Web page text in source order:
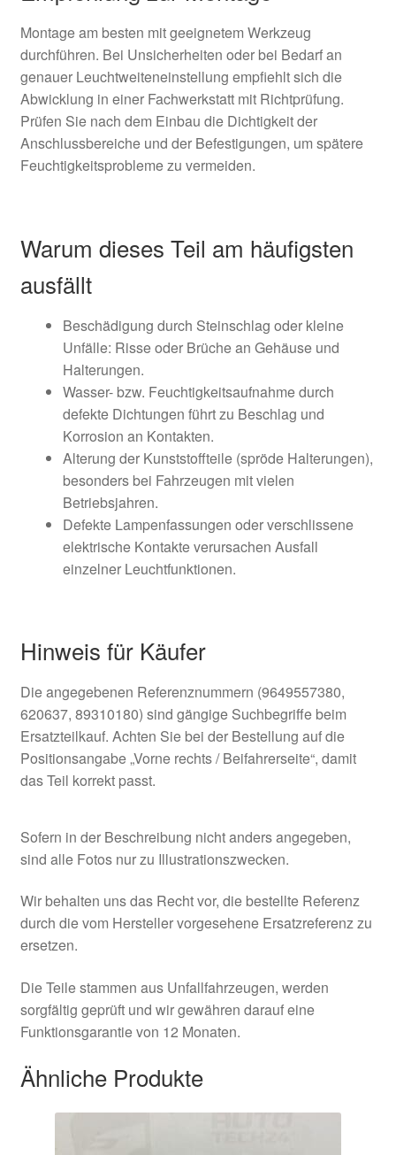
Montage am besten mit geeignetem Werkzeug
durchführen. Bei Unsicherheiten oder bei Bedarf an
genauer Leuchtweiteneinstellung empfiehlt sich die
Abwicklung in einer Fachwerkstatt mit Richtprüfung.
Prüfen Sie nach dem Einbau die Dichtigkeit der
Anschlussbereiche und der Befestigungen, um spätere
Feuchtigkeitsprobleme zu vermeiden.
Warum dieses Teil am häufigsten
ausfällt
Beschädigung durch Steinschlag oder kleine
Unfälle: Risse oder Brüche an Gehäuse und
Halterungen.
Wasser- bzw. Feuchtigkeitsaufnahme durch
defekte Dichtungen führt zu Beschlag und
Korrosion an Kontakten.
Alterung der Kunststoffteile (spröde Halterungen),
besonders bei Fahrzeugen mit vielen
Betriebsjahren.
Defekte Lampenfassungen oder verschlissene
elektrische Kontakte verursachen Ausfall
einzelner Leuchtfunktionen.
Hinweis für Käufer
Die angegebenen Referenznummern (9649557380,
620637, 89310180) sind gängige Suchbegriffe beim
Ersatzteilkauf. Achten Sie bei der Bestellung auf die
Positionsangabe „Vorne rechts / Beifahrerseite“, damit
das Teil korrekt passt.
Sofern in der Beschreibung nicht anders angegeben,
sind alle Fotos nur zu Illustrationszwecken.
Wir behalten uns das Recht vor, die bestellte Referenz
durch die vom Hersteller vorgesehene Ersatzreferenz zu
ersetzen.
Die Teile stammen aus Unfallfahrzeugen, werden
sorgfältig geprüft und wir gewähren darauf eine
Funktionsgarantie von 12 Monaten.
Ähnliche Produkte